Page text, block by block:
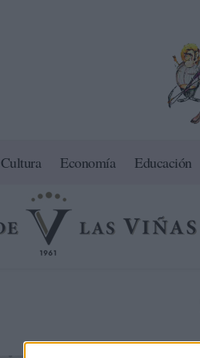
Cultura Economía Educación